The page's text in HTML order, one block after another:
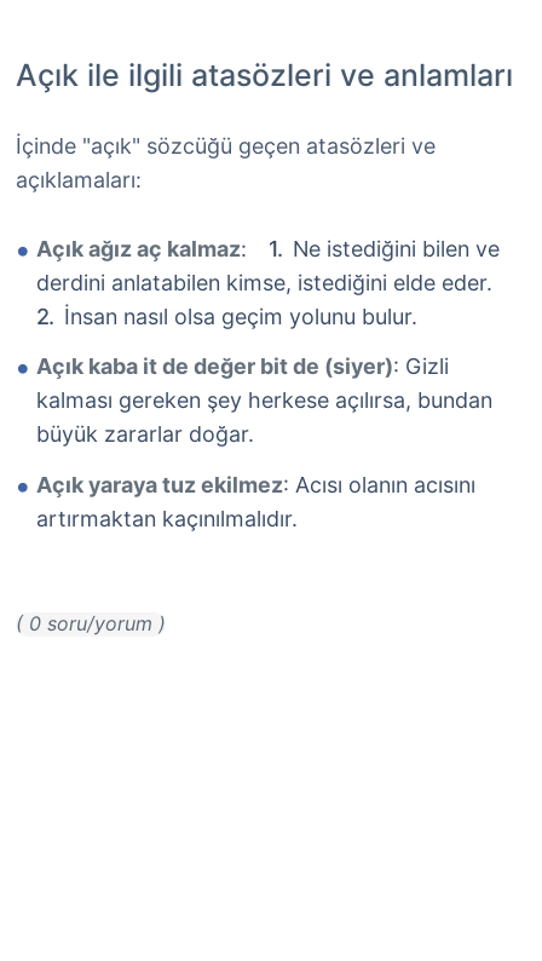
Açık ile ilgili atasözleri ve anlamları
İçinde "açık" sözcüğü geçen atasözleri ve
açıklamaları:
Açık ağız aç kalmaz:
Ne istediğini bilen ve
derdini anlatabilen kimse, istediğini elde eder.
İnsan nasıl olsa geçim yolunu bulur.
Açık kaba it de değer bit de (siyer): Gizli
kalması gereken şey herkese açılırsa, bundan
büyük zararlar doğar.
Açık yaraya tuz ekilmez: Acısı olanın acısını
artırmaktan kaçınılmalıdır.
( 0 soru/yorum )